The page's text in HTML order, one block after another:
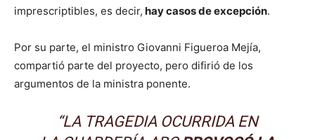
imprescriptibles, es decir, hay casos de excepción.
Por su parte, el ministro Giovanni Figueroa Mejía,
compartió parte del proyecto, pero difirió de los
argumentos de la ministra ponente.
“LA TRAGEDIA OCURRIDA EN